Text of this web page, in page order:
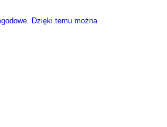
Dzięki temu można